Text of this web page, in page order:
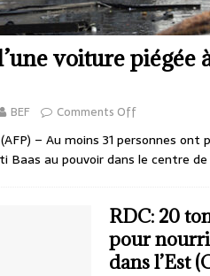
voiture piégée
BEF Comments Off
(AFP) – Au moins 31 personnes
Baas au pouvoir dans le centre
RDC: 20
pour
dans l’Est